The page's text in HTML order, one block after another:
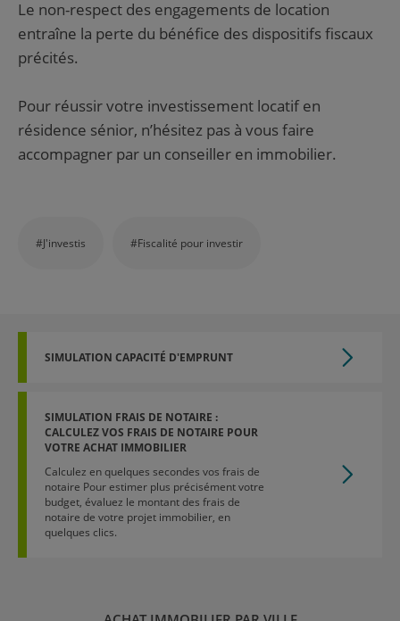
Le non-respect des engagements de location
entraîne la perte du bénéfice des dispositifs fiscaux
précités.
Pour réussir votre investissement locatif en
résidence sénior, n’hésitez pas à vous faire
accompagner par un conseiller en immobilier.
#J'investis #Fiscalité pour investir
SIMULATION CAPACITÉ D'EMPRUNT
SIMULATION FRAIS DE NOTAIRE :
CALCULEZ VOS FRAIS DE NOTAIRE POUR
VOTRE ACHAT IMMOBILIER
Calculez en quelques secondes vos frais de
notaire Pour estimer plus précisément votre
budget, évaluez le montant des frais de
notaire de votre projet immobilier, en
quelques clics.